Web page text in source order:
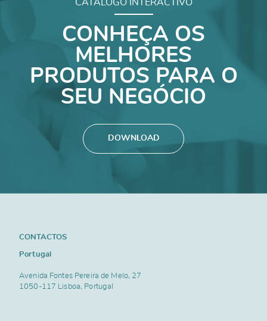
CATALOGO INTERACTIVO
CONHEÇA OS
MELHORES
PRODUTOS PARA O
SEU NEGÓCIO
DOWNLOAD
CONTACTOS
Portugal
Avenida Fontes Pereira de Melo, 27
1050-117 Lisboa, Portugal